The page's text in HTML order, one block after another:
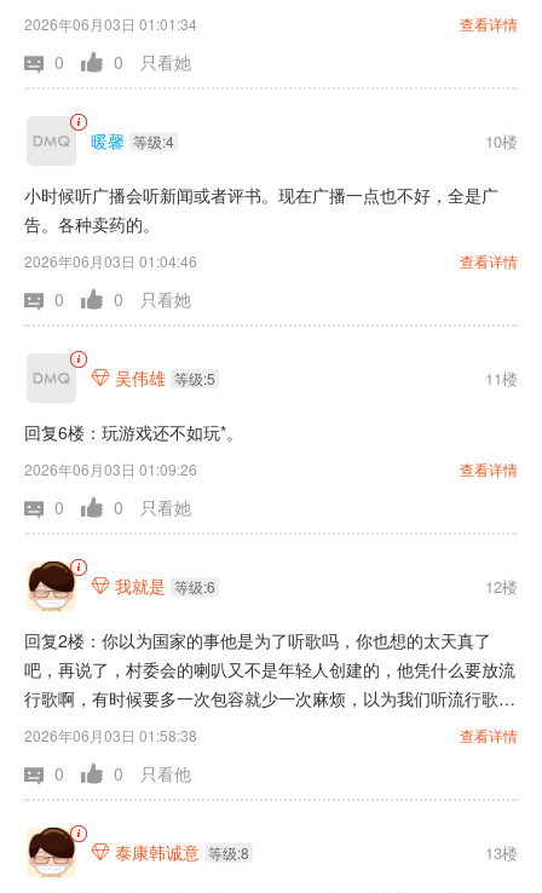
所以每当放广播的时候，上午工人们就拿着自己的碗筷去食堂打饭
打饭吃。
2026年06月03日 01:01:34 查看详情
0 0 只看她
暖馨 等级:4 10楼
小时候听广播会听新闻或者评书。现在广播一点也不好，全是广
告。各种卖药的。
2026年06月03日 01:04:46 查看详情
0 0 只看她
 吴伟雄 等级:5 11楼
回复6楼：玩游戏还不如玩*。
2026年06月03日 01:09:26 查看详情
0 0 只看她
 我就是 等级:6 12楼
回复2楼：你以为国家的事他是为了听歌吗，你也想的太天真了
吧，再说了，村委会的喇叭又不是年轻人创建的，他凭什么要放流
行歌啊，有时候要多一次包容就少一次麻烦，以为我们听流行歌人
家那些人就不烦吗，人家那些听见我们放流行歌感觉像是念经似
天巴拉巴拉的，之所以要多多理解才对，不然他不放出一首哀乐给
2026年06月03日 01:58:38 查看详情
0 0 只看他
 泰康韩诚意 等级:8 13楼